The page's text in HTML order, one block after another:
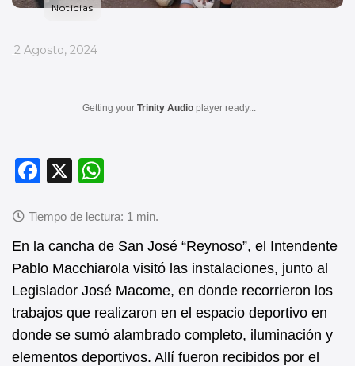
Noticias
_
2 Agosto, 2024
Getting your Trinity Audio player ready...
F
c
e
b
o
o
k
X
at
s
A
p
p
En la cancha de San José “Reynoso”, el Intendente
Pablo Macchiarola visitó las instalaciones, junto al
Legislador José Macome, en donde recorrieron los
trabajos que realizaron en el espacio deportivo en
donde se sumó alambrado completo, iluminación y
elementos deportivos. Allí fueron recibidos por el